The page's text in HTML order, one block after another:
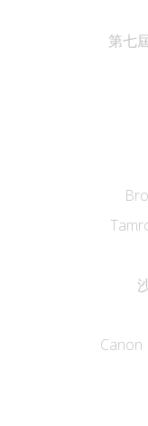
第七
Canon